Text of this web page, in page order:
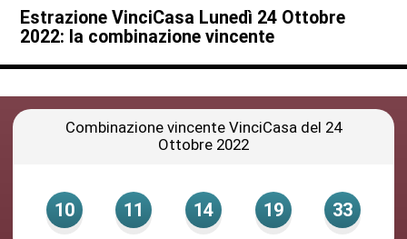
Estrazione VinciCasa Lunedì 24 Ottobre
2022: la combinazione vincente
Combinazione vincente VinciCasa del 24
Ottobre 2022
10 11 14 19 33